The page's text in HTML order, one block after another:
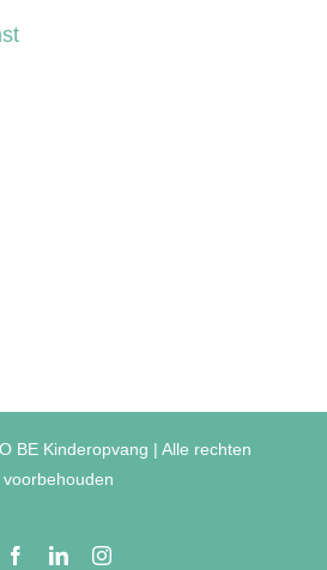
BE Kinderopvang | Alle rechten
voorbehouden
FacebookLinkedInInstagram